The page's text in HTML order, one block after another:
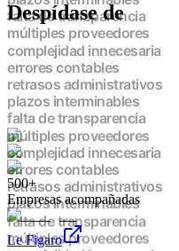
Despídase de
plazos interminables
falta de transparencia
múltiples proveedores
complejidad innecesaria
errores contables
retrasos administrativos
plazos interminables
falta de transparencia
múltiples proveedores
complejidad innecesaria
errores contables
retrasos administrativos
plazos interminables
falta de transparencia
500+
Empresas acompañadas
Le Figaro